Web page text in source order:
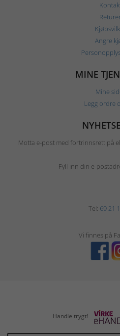
Angre
MINE
Mine
Legg ordre
Motta e-post med fortrinnsrett på
Fyll inn din e-
Tel: 69 21
Vi finnes på
Handle trygt!